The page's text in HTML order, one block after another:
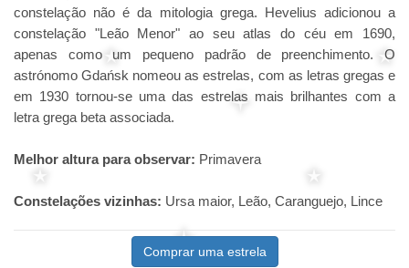
constelação não é da mitologia grega. Hevelius adicionou a
constelação "Leão Menor" ao seu atlas do céu em 1690,
apenas como um pequeno padrão de preenchimento. O
astrónomo Gdańsk nomeou as estrelas, com as letras gregas e
em 1930 tornou-se uma das estrelas mais brilhantes com a
letra grega beta associada.
Melhor altura para observar: Primavera
Constelações vizinhas: Ursa maior, Leão, Caranguejo, Lince
Comprar uma estrela